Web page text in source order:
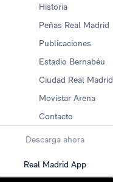
Historia
Peñas Real Madrid
Publicaciones
Estadio Bernabéu
Ciudad Real Madrid
Movistar Arena
Contacto
Descarga ahora
Real Madrid App